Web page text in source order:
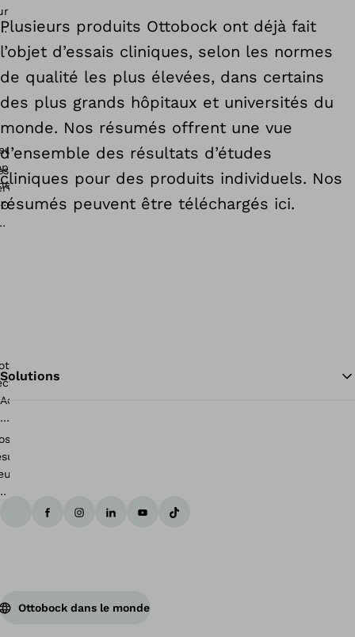
Plusieurs produits Ottobock ont déjà fait
l’objet d’essais cliniques, selon les normes
de qualité les plus élevées, dans certains
des plus grands hôpitaux et universités du
monde. Nos résumés offrent une vue
d’ensemble des résultats d’études
cliniques pour des produits individuels. Nos
résumés peuvent être téléchargés ici.
Solutions
Ottobock dans le monde